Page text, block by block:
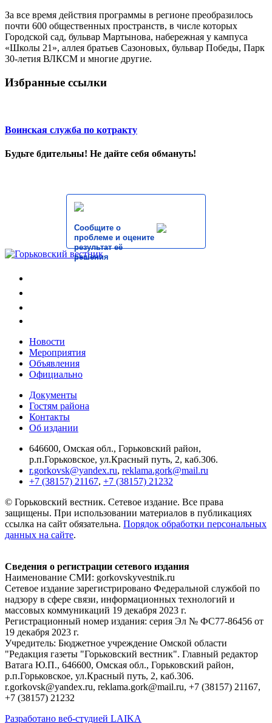
За все время действия программы в регионе преобразилось
почти 600 общественных пространств, в числе которых
Городской сад, бульвар Мартынова, набережная у кампуса
«Школы 21», аллея братьев Сазоновых, бульвар Победы, Парк
30-летия ВЛКСМ и многие другие.
Избранные ссылки
Воинская служба по котракту
Будьте бдительны! Не дайте себя обмануть!
Сообщите о
проблеме и оцените
результат её
решения
Новости
Мероприятия
Объявления
Официально
Документы
Гостям района
Контакты
Об издании
646600, Омская обл., Горьковский район,
р.п.Горьковское, ул.Красный путь, 2, каб.306.
r.gorkovsk@yandex.ru, reklama.gork@mail.ru
+7 (38157) 21167, +7 (38157) 21232
© Горьковский вестник. Сетевое издание. Все права
защищены. При использовании материалов в публикациях
ссылка на сайт обязательна. Порядок обработки персональных
данных на сайте.
Сведения о регистрации сетевого издания
Наименование СМИ: gorkovskyvestnik.ru
Сетевое издание зарегистрировано Федеральной службой по
надзору в сфере связи, информационных технологий и
массовых коммуникаций 19 декабря 2023 г.
Регистрационный номер издания: серия Эл № ФС77-86456 от
19 декабря 2023 г.
Учредитель: Бюджетное учреждение Омской области
"Редакция газеты "Горьковский вестник". Главный редактор
Ватага Ю.П., 646600, Омская обл., Горьковский район,
р.п.Горьковское, ул.Красный путь, 2, каб.306.
r.gorkovsk@yandex.ru, reklama.gork@mail.ru, +7 (38157) 21167,
+7 (38157) 21232
Разработано веб-студией LAIKA